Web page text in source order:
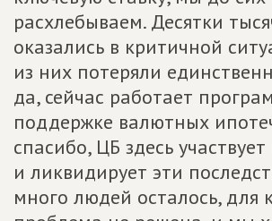
расхлебываем. Десятки
оказались в критичной
из них потеряли
да, сейчас работает
поддержке валютных
спасибо, ЦБ здесь
и ликвидирует эти
много людей осталось, для